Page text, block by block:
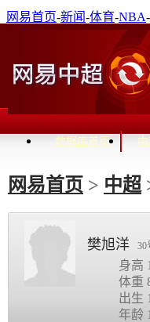
网易首页-新闻-体育-NBA-
通行证登录
进入关怀模式
数据库首页
网易首页 > 中超
樊旭洋 30
身高
体重
出生
年龄